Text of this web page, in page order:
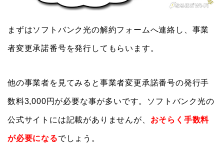
まずはソフトバンク光の解約フォームへ連絡し、事業
者変更承諾番号を発行してもらいます。
他の事業者を見てみると事業者変更承諾番号の発行手
数料3,000円が必要な事が多いです。ソフトバンク光の
公式サイトには記載がありませんが、 おそらく手数料
が必要になるでしょう。